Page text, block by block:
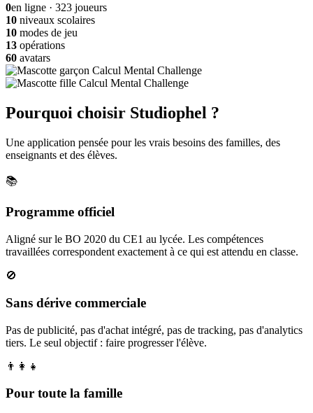
0en ligne · 323 joueurs
10 niveaux scolaires
10 modes de jeu
13 opérations
60 avatars
Pourquoi choisir Studiophel ?
Une application pensée pour les vrais besoins des familles, des
enseignants et des élèves.
📚
Programme officiel
Aligné sur le BO 2020 du CE1 au lycée. Les compétences
travaillées correspondent exactement à ce qui est attendu en classe.
🚫
Sans dérive commerciale
Pas de publicité, pas d'achat intégré, pas de tracking, pas d'analytics
tiers. Le seul objectif : faire progresser l'élève.
👨‍👩‍👧
Pour toute la famille